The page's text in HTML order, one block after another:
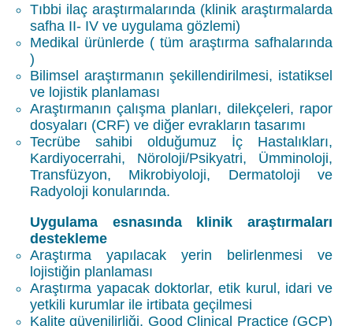
Tıbbi ilaç araştırmalarında (klinik araştırmalarda
safha II- IV ve uygulama gözlemi)
Medikal ürünlerde ( tüm araştırma safhalarında
)
Bilimsel araştırmanın şekillendirilmesi, istatiksel
ve lojistik planlaması
Araştırmanın çalışma planları, dilekçeleri, rapor
dosyaları (CRF)ve diğer evrakların tasarımı
Tecrübe sahibi olduğumuz İç Hastalıkları,
Kardiyocerrahi, Nöroloji/Psikyatri, Ümminoloji,
Transfüzyon, Mikrobiyoloji, Dermatoloji ve
Radyoloji konularında.
Uygulama esnasında klinik araştırmaları
destekleme
Araştırma yapılacak yerin belirlenmesi ve
lojistiğin planlaması
Araştırma yapacak doktorlar, etik kurul, idari ve
yetkili kurumlar ile irtibata geçilmesi
Kalite güvenilirliği, Good Clinical Practice (GCP)